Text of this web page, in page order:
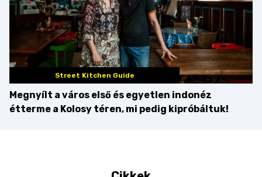
Street Kitchen Guide
Megnyílt a város első és egyetlen indonéz
étterme a Kolosy téren, mi pedig kipróbáltuk!